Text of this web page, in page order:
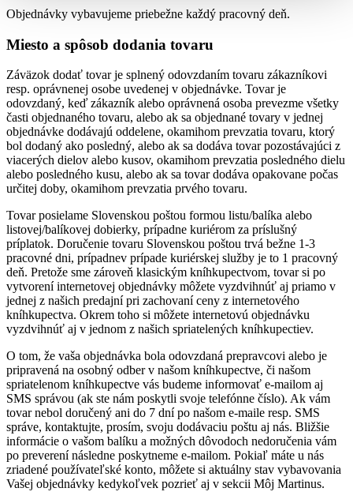
Objednávky vybavujeme priebežne každý pracovný deň.
Miesto a spôsob dodania tovaru
Záväzok dodať tovar je splnený odovzdaním tovaru zákazníkovi
resp. oprávnenej osobe uvedenej v objednávke. Tovar je
odovzdaný, keď zákazník alebo oprávnená osoba prevezme všetky
časti objednaného tovaru, alebo ak sa objednané tovary v jednej
objednávke dodávajú oddelene, okamihom prevzatia tovaru, ktorý
bol dodaný ako posledný, alebo ak sa dodáva tovar pozostávajúci z
viacerých dielov alebo kusov, okamihom prevzatia posledného dielu
alebo posledného kusu, alebo ak sa tovar dodáva opakovane počas
určitej doby, okamihom prevzatia prvého tovaru.
Tovar posielame Slovenskou poštou formou listu/balíka alebo
listovej/balíkovej dobierky, prípadne kuriérom za príslušný
príplatok. Doručenie tovaru Slovenskou poštou trvá bežne 1-3
pracovné dni, prípadnev prípade kuriérskej služby je to 1 pracovný
deň. Pretože sme zároveň klasickým kníhkupectvom, tovar si po
vytvorení internetovej objednávky môžete vyzdvihnúť aj priamo v
jednej z našich predajní pri zachovaní ceny z internetového
kníhkupectva. Okrem toho si môžete internetovú objednávku
vyzdvihnúť aj v jednom z našich spriatelených kníhkupectiev.
O tom, že vaša objednávka bola odovzdaná prepravcovi alebo je
pripravená na osobný odber v našom kníhkupectve, či našom
spriatelenom kníhkupectve vás budeme informovať e-mailom aj
SMS správou (ak ste nám poskytli svoje telefónne číslo). Ak vám
tovar nebol doručený ani do 7 dní po našom e-maile resp. SMS
správe, kontaktujte, prosím, svoju dodávaciu poštu aj nás. Bližšie
informácie o vašom balíku a možných dôvodoch nedoručenia vám
po preverení následne poskytneme e-mailom. Pokiaľ máte u nás
zriadené používateľské konto, môžete si aktuálny stav vybavovania
Vašej objednávky kedykoľvek pozrieť aj v sekcii Môj Martinus.